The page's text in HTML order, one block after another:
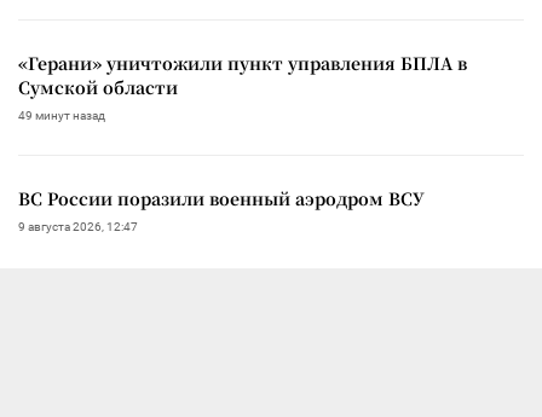
«Герани» уничтожили пункт управления БПЛА в
Сумской области
49 минут назад
ВС России поразили военный аэродром ВСУ
9 августа 2026, 12:47